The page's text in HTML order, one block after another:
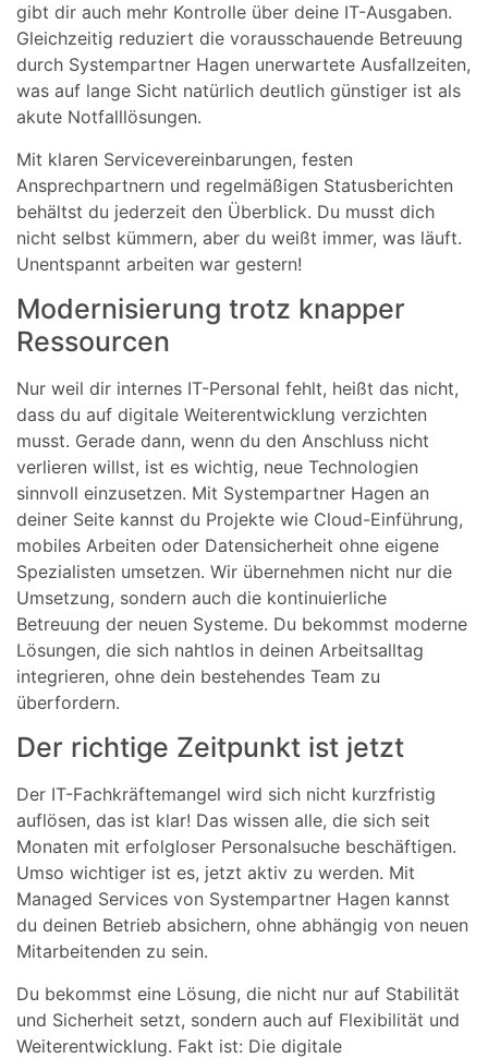
gibt dir auch mehr Kontrolle über deine IT-Ausgaben.
Gleichzeitig reduziert die vorausschauende Betreuung
durch Systempartner Hagen unerwartete Ausfallzeiten,
was auf lange Sicht natürlich deutlich günstiger ist als
akute Notfalllösungen.
Mit klaren Servicevereinbarungen, festen
Ansprechpartnern und regelmäßigen Statusberichten
behältst du jederzeit den Überblick. Du musst dich
nicht selbst kümmern, aber du weißt immer, was läuft.
Unentspannt arbeiten war gestern!
Modernisierung trotz knapper
Ressourcen
Nur weil dir internes IT-Personal fehlt, heißt das nicht,
dass du auf digitale Weiterentwicklung verzichten
musst. Gerade dann, wenn du den Anschluss nicht
verlieren willst, ist es wichtig, neue Technologien
sinnvoll einzusetzen. Mit Systempartner Hagen an
deiner Seite kannst du Projekte wie Cloud-Einführung,
mobiles Arbeiten oder Datensicherheit ohne eigene
Spezialisten umsetzen. Wir übernehmen nicht nur die
Umsetzung, sondern auch die kontinuierliche
Betreuung der neuen Systeme. Du bekommst moderne
Lösungen, die sich nahtlos in deinen Arbeitsalltag
integrieren, ohne dein bestehendes Team zu
überfordern.
Der richtige Zeitpunkt ist jetzt
Der IT-Fachkräftemangel wird sich nicht kurzfristig
auflösen, das ist klar! Das wissen alle, die sich seit
Monaten mit erfolgloser Personalsuche beschäftigen.
Umso wichtiger ist es, jetzt aktiv zu werden. Mit
Managed Services von Systempartner Hagen kannst
du deinen Betrieb absichern, ohne abhängig von neuen
Mitarbeitenden zu sein.
Du bekommst eine Lösung, die nicht nur auf Stabilität
und Sicherheit setzt, sondern auch auf Flexibilität und
Weiterentwicklung. Fakt ist: Die digitale